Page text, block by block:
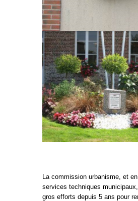
La commission urbanisme, et
services techniques
gros efforts depuis 5 ans pour